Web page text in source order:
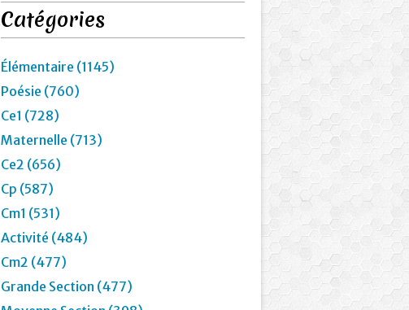
Catégories
Élémentaire (1145)
Poésie (760)
Ce1 (728)
Maternelle (713)
Ce2 (656)
Cp (587)
Cm1 (531)
Activité (484)
Cm2 (477)
Grande Section (477)